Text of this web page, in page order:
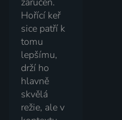
Hořící keř
sice patří k
tomu
lepšímu,
drží ho
hlavně
skvělá
režie, ale v